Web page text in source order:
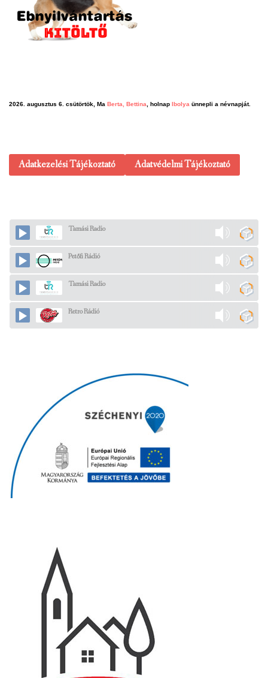
2026. augusztus 6. csütörtök, Ma Berta, Bettina , holnap Ibolya ünnepli a névnapját.
Adatkezelési Tájékoztató Adatvédelmi Tájékoztató
Tamási Radio
Petőfi Rádió
Tamási Radio
Retro Rádió